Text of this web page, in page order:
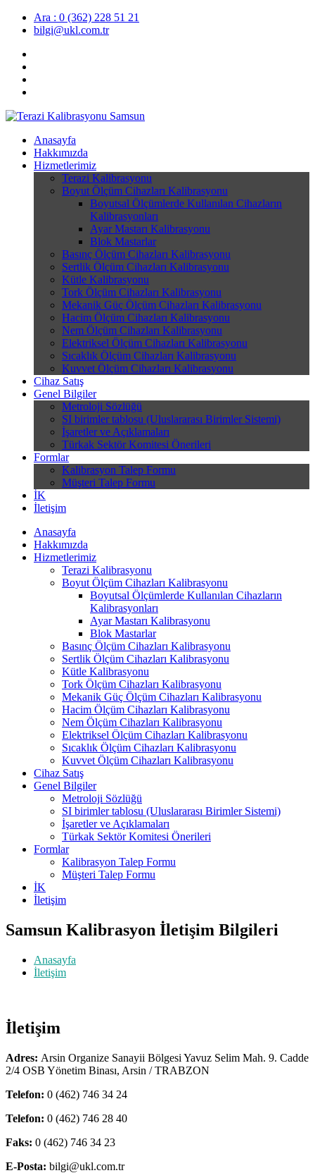
Ara : 0 (362) 228 51 21
bilgi@ukl.com.tr
Anasayfa
Hakkımızda
Hizmetlerimiz
Terazi Kalibrasyonu
Boyut Ölçüm Cihazları Kalibrasyonu
Boyutsal Ölçümlerde Kullanılan Cihazların
Kalibrasyonları
Ayar Mastarı Kalibrasyonu
Blok Mastarlar
Basınç Ölçüm Cihazları Kalibrasyonu
Sertlik Ölçüm Cihazları Kalibrasyonu
Kütle Kalibrasyonu
Tork Ölçüm Cihazları Kalibrasyonu
Mekanik Güç Ölçüm Cihazları Kalibrasyonu
Hacim Ölçüm Cihazları Kalibrasyonu
Nem Ölçüm Cihazları Kalibrasyonu
Elektriksel Ölçüm Cihazları Kalibrasyonu
Sıcaklık Ölçüm Cihazları Kalibrasyonu
Kuvvet Ölçüm Cihazları Kalibrasyonu
Cihaz Satış
Genel Bilgiler
Metroloji Sözlüğü
SI birimler tablosu (Uluslararası Birimler Sistemi)
İşaretler ve Açıklamaları
Türkak Sektör Komitesi Önerileri
Formlar
Kalibrasyon Talep Formu
Müşteri Talep Formu
İK
İletişim
Anasayfa
Hakkımızda
Hizmetlerimiz
Terazi Kalibrasyonu
Boyut Ölçüm Cihazları Kalibrasyonu
Boyutsal Ölçümlerde Kullanılan Cihazların
Kalibrasyonları
Ayar Mastarı Kalibrasyonu
Blok Mastarlar
Basınç Ölçüm Cihazları Kalibrasyonu
Sertlik Ölçüm Cihazları Kalibrasyonu
Kütle Kalibrasyonu
Tork Ölçüm Cihazları Kalibrasyonu
Mekanik Güç Ölçüm Cihazları Kalibrasyonu
Hacim Ölçüm Cihazları Kalibrasyonu
Nem Ölçüm Cihazları Kalibrasyonu
Elektriksel Ölçüm Cihazları Kalibrasyonu
Sıcaklık Ölçüm Cihazları Kalibrasyonu
Kuvvet Ölçüm Cihazları Kalibrasyonu
Cihaz Satış
Genel Bilgiler
Metroloji Sözlüğü
SI birimler tablosu (Uluslararası Birimler Sistemi)
İşaretler ve Açıklamaları
Türkak Sektör Komitesi Önerileri
Formlar
Kalibrasyon Talep Formu
Müşteri Talep Formu
İK
İletişim
Samsun Kalibrasyon İletişim Bilgileri
Anasayfa
İletişim
İletişim
Adres: Arsin Organize Sanayii Bölgesi Yavuz Selim Mah. 9. Cadde
2/4 OSB Yönetim Binası, Arsin / TRABZON
Telefon: 0 (462) 746 34 24
Telefon: 0 (462) 746 28 40
Faks: 0 (462) 746 34 23
E-Posta: bilgi@ukl.com.tr